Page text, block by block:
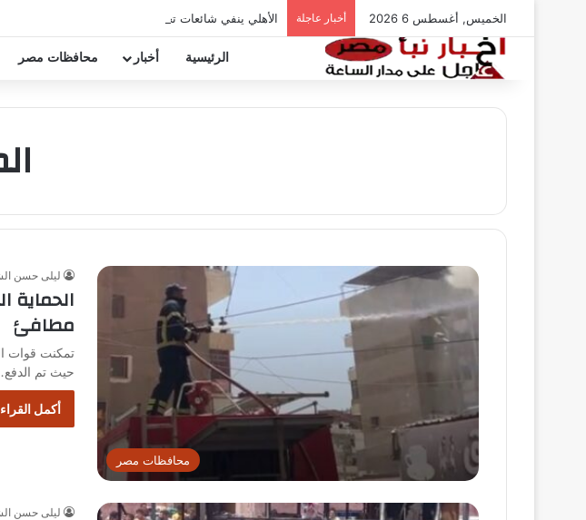
الخميس, أغسطس 6 2026 أخبار عاجلة الأهلي ينفي شائعات تخفيض عقود زيزو والشناوي
الرئيسية أخبار محافظات مصر
محافظات مصر
ليلى حسن
مطافئ
تمكنت قوات
حيث تم
أكمل
ليلى حسن